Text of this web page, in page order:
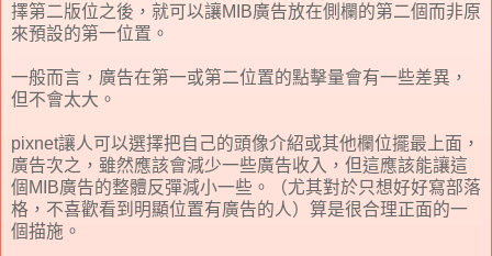
擇第二版位之後，就可以讓MIB廣告放在側欄的第二個而非原
來預設的第一位置。
一般而言，廣告在第一或第二位置的點擊量會有一些差異，
但不會太大。
pixnet讓人可以選擇把自己的頭像介紹或其他欄位擺最上面，
廣告次之，雖然應該會減少一些廣告收入，但這應該能讓這
個MIB廣告的整體反彈減小一些。（尤其對於只想好好寫部落
格，不喜歡看到明顯位置有廣告的人）算是很合理正面的一
個描施。